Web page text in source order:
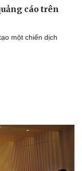
cáo trên
một chiến dịch